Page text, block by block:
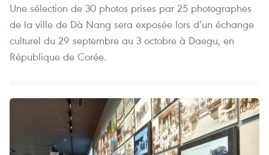
Une sélection de 30 photos prises par 25 photographes
de la ville de Dà Nang sera exposée lors d’un échange
culturel du 29 septembre au 3 octobre à Daegu, en
République de Corée.